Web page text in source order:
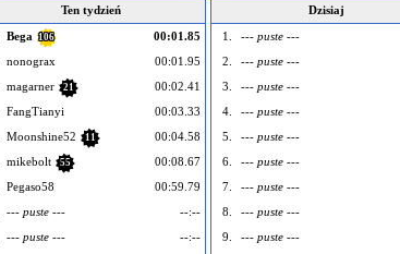
Ten tydzień
Bega 106
00:01.85
nonograx
00:01.95
magarner 21
00:02.41
FangTianyi
00:03.33
Moonshine52 11
00:04.58
mikebolt 55
00:08.67
Pegaso58
00:59.79
--- puste ---
--:--
--- puste ---
--:--
Dzisiaj
1.
--- puste ---
2.
--- puste ---
3.
--- puste ---
4.
--- puste ---
5.
--- puste ---
6.
--- puste ---
7.
--- puste ---
8.
--- puste ---
9.
--- puste ---